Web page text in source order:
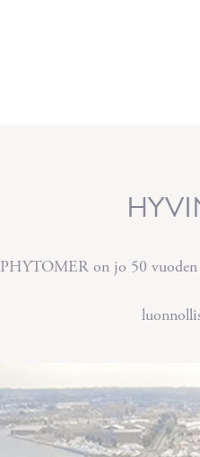
PHYTOMER on jo 50 vuoden